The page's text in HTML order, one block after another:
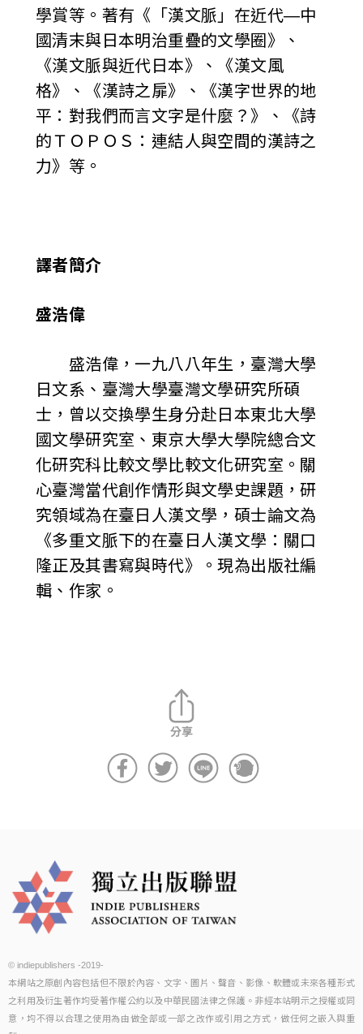
學賞等。著有《「漢文脈」在近代—中
國清末與日本明治重疊的文學圈》、
《漢文脈與近代日本》、《漢文風
格》、《漢詩之扉》、《漢字世界的地
平：對我們而言文字是什麼？》、《詩
的ＴＯＰＯＳ：連結人與空間的漢詩之
力》等。
譯者簡介
盛浩偉
盛浩偉，一九八八年生，臺灣大學
日文系、臺灣大學臺灣文學研究所碩
士，曾以交換學生身分赴日本東北大學
國文學研究室、東京大學大學院總合文
化研究科比較文學比較文化研究室。關
心臺灣當代創作情形與文學史課題，研
究領域為在臺日人漢文學，碩士論文為
《多重文脈下的在臺日人漢文學：關口
隆正及其書寫與時代》。現為出版社編
輯、作家。
© indiepublishers -2019-
本網站之原創內容包括但不限於內容、文字、圖片、聲音、影像、軟體或未來各種形式
之利用及衍生著作均受著作權公約以及中華民國法律之保護。非經本站明示之授權或同
意，均不得以合理之使用為由做全部或一部之改作或引用之方式，做任何之嵌入與重